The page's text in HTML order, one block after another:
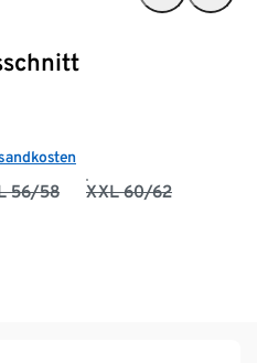
56/58 XXL 60/62